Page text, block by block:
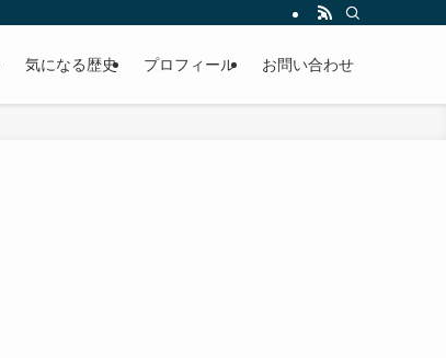
気になる歴史 プロフィール お問い合わせ